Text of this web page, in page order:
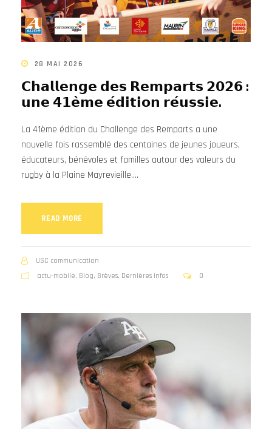
28 MAI 2026
𝗖𝗵𝗮𝗹𝗹𝗲𝗻𝗴𝗲 𝗱𝗲𝘀 𝗥𝗲𝗺𝗽𝗮𝗿𝘁𝘀 𝟮𝟬𝟮𝟲 :
𝘂𝗻𝗲 𝟰𝟭𝗲̀𝗺𝗲 𝗲́𝗱𝗶𝘁𝗶𝗼𝗻 𝗿𝗲́𝘂𝘀𝘀𝗶𝗲.
La 41ème édition du Challenge des Remparts a une
nouvelle fois rassemblé des centaines de jeunes joueurs,
éducateurs, bénévoles et familles autour des valeurs du
rugby à la Plaine Mayrevieille....
READ MORE
USC communication
actu-mobile, Blog, Brèves, Dernières infos 0